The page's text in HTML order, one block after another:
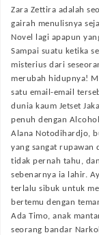
Zara Zettira adalah
gairah menulisnya
Novel lagi apapun
Sampai suatu ketika
misterius dari
merubah hidupnya!
satu email-email
dunia kaum Jetset
penuh dengan
Alana Notodihardjo,
yang sangat rupawan
tidak pernah tahu,
sebenarnya ia lahir.
terlalu sibuk untuk
bertemu dengan
Ada Timo, anak
seorang bandar